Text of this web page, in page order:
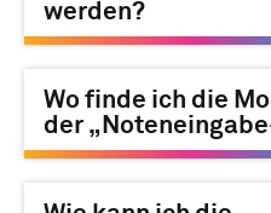
werden?
Wo finde ich die
der